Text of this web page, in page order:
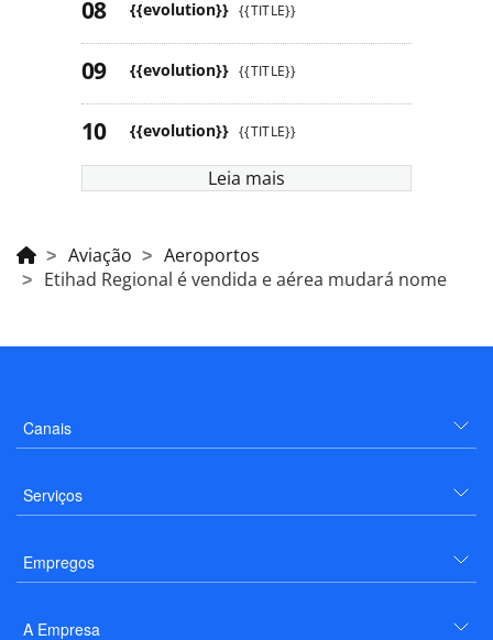
{{evolution}} {{TITLE}}
{{evolution}} {{TITLE}}
{{evolution}} {{TITLE}}
Leia mais
Aviação
Aeroportos
Etihad Regional é vendida e aérea mudará nome
Canais
Serviços
Empregos
A Empresa